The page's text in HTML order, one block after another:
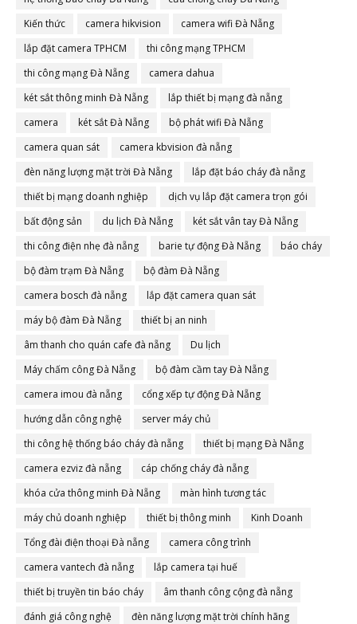
Kiến thức
camera hikvision
camera wifi Đà Nẵng
lắp đặt camera TPHCM
thi công mạng TPHCM
thi công mạng Đà Nẵng
camera dahua
két sắt thông minh Đà Nẵng
lắp thiết bị mạng đà nẵng
camera
két sắt Đà Nẵng
bộ phát wifi Đà Nẵng
camera quan sát
camera kbvision đà nẵng
đèn năng lượng mặt trời Đà Nẵng
lắp đặt báo cháy đà nẵng
thiết bị mạng doanh nghiệp
dịch vụ lắp đặt camera trọn gói
bất động sản
du lịch Đà Nẵng
két sắt vân tay Đà Nẵng
thi công điện nhẹ đà nẵng
barie tự động Đà Nẵng
báo cháy
bộ đàm trạm Đà Nẵng
bộ đàm Đà Nẵng
camera bosch đà nẵng
lắp đặt camera quan sát
máy bộ đàm Đà Nẵng
thiết bị an ninh
âm thanh cho quán cafe đà nẵng
Du lịch
Máy chấm công Đà Nẵng
bộ đàm cầm tay Đà Nẵng
camera imou đà nẵng
cổng xếp tự động Đà Nẵng
hướng dẫn công nghệ
server máy chủ
thi công hệ thống báo cháy đà nẵng
thiết bị mạng Đà Nẵng
camera ezviz đà nẵng
cáp chống cháy đà nẵng
khóa cửa thông minh Đà Nẵng
màn hình tương tác
máy chủ doanh nghiệp
thiết bị thông minh
Kinh Doanh
Tổng đài điện thoại Đà nẵng
camera công trình
camera vantech đà nẵng
lắp camera tại huế
thiết bị truyền tin báo cháy
âm thanh công cộng đà nẵng
đánh giá công nghệ
đèn năng lượng mặt trời chính hãng